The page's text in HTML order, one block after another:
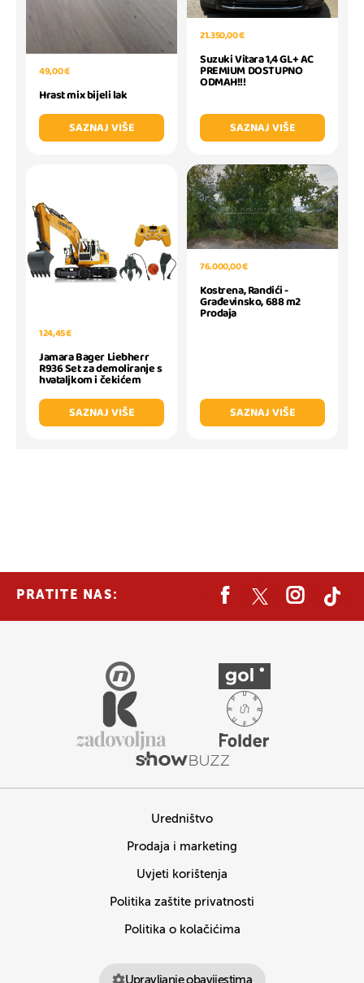
49,00 €
Hrast mix bijeli lak
SAZNAJ VIŠE
21.350,00 €
Suzuki Vitara 1,4 GL+ AC
PREMIUM DOSTUPNO
ODMAH!!!
SAZNAJ VIŠE
124,45 €
Jamara Bager Liebherr
R936 Set za demoliranje s
hvataljkom i čekićem
SAZNAJ VIŠE
76.000,00 €
Kostrena, Randići -
Građevinsko, 688 m2
Prodaja
SAZNAJ VIŠE
PRATITE NAS:
Uredništvo
Prodaja i marketing
Uvjeti korištenja
Politika zaštite privatnosti
Politika o kolačićima
Upravljanje obavijestima